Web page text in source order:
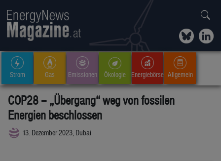
Strom Gas Emissionen Ökologie Energiebörse Allgemein
COP28 – „Übergang“ weg von fossilen
Energien beschlossen
13. Dezember 2023, Dubai